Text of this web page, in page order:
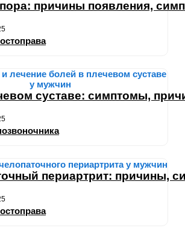
причины появления,
суставе: симптомы,
периартрит: причины,